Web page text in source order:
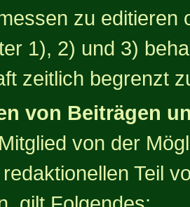
zu editieren
1), 2) und 3)
zeitlich begrenzt
von Beiträgen
von der
Teil